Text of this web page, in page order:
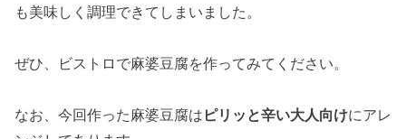
も美味しく調理できてしまいました。
ぜひ、ビストロで麻婆豆腐を作ってみてください。
なお、今回作った麻婆豆腐はピリッと辛い大人向けにアレ